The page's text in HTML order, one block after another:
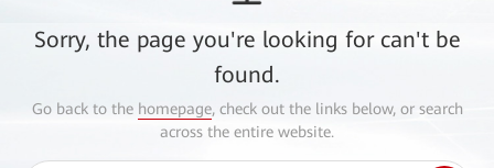
Sorry, the page you're looking for can't be
found.
Go back to the homepage, check out the links below, or search
across the entire website.